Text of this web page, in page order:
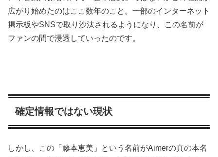
広がり始めたのはここ数年のこと。一部のインターネット
掲示板やSNSで取り沙汰されるようになり、この名前が
ファンの間で浸透していったのです。
確定情報ではない現状
しかし、この「藤本恵美」という名前がAimerの真の本名